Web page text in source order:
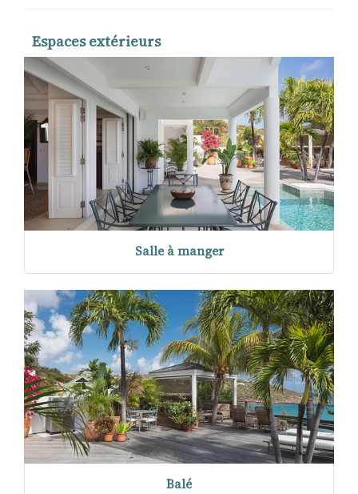
Espaces extérieurs
Salle à manger
Balé